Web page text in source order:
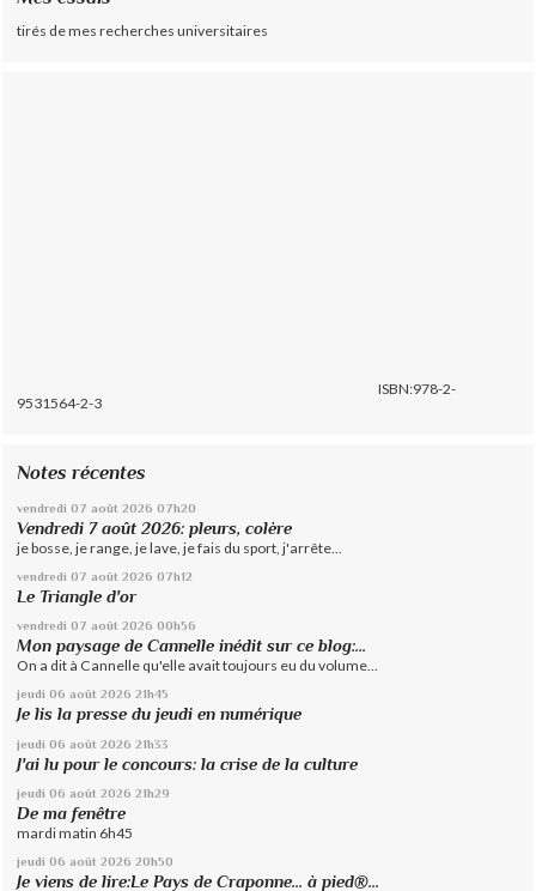
tirés de mes recherches universitaires
ISBN:978-2-
9531564-2-3
Notes récentes
vendredi 07 août 2026 07h20
Vendredi 7 août 2026: pleurs, colère
je bosse, je range, je lave, je fais du sport, j'arrête...
vendredi 07 août 2026 07h12
Le Triangle d'or
vendredi 07 août 2026 00h56
Mon paysage de Cannelle inédit sur ce blog:...
On a dit à Cannelle qu'elle avait toujours eu du volume...
jeudi 06 août 2026 21h45
Je lis la presse du jeudi en numérique
jeudi 06 août 2026 21h33
J'ai lu pour le concours: la crise de la culture
jeudi 06 août 2026 21h29
De ma fenêtre
mardi matin 6h45
jeudi 06 août 2026 20h50
Je viens de lire:Le Pays de Craponne... à pied®...